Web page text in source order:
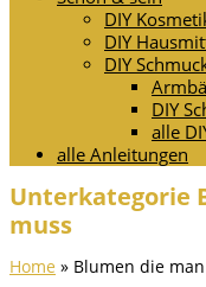
DIY
DIY
DIY
DIY
alle
alle Anleitungen
Unterkategorie
muss
Home » Blumen die